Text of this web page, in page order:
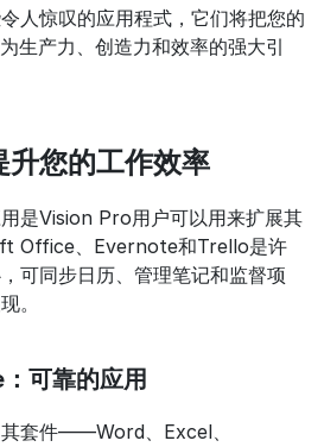
人惊叹的应用程式，它们将把您的
生产力、创造力和效率的强大引
升您的工作效率
是Vision Pro用户可以用来扩展其
Office、Evernote和Trello是许
可同步日历、管理笔记和监督项
。
可靠的应用